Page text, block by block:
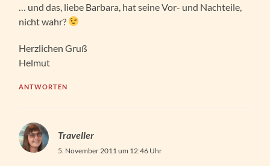
… und das, liebe Barbara, hat seine Vor- und Nachteile,
nicht wahr?
Herzlichen Gruß
Helmut
ANTWORTEN
Traveller
5. November 2011 um 12:46 Uhr